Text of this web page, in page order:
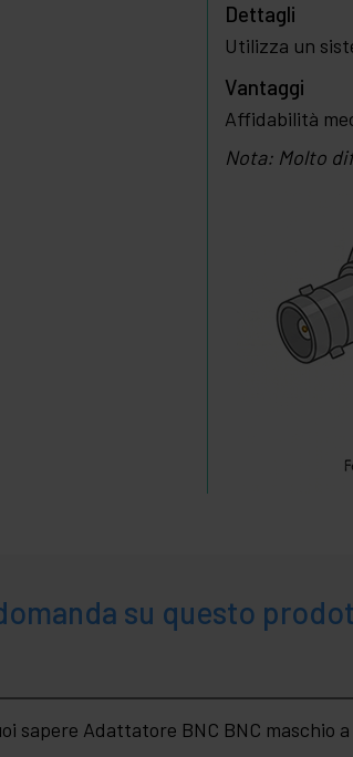
Dettagli
Utilizza un
Vantaggi
Affidabilità
Nota: Molto
su questo
sapere Adattatore BNC BNC maschio